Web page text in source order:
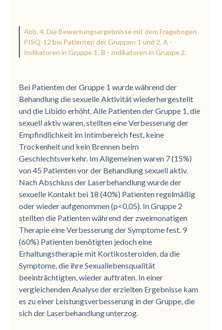
Abb. 4. Die Bewertungsergebnisse mit dem Fragebogen
PISQ-12 bei Patienten der Gruppen 1 und 2. A -
Indikatoren in Gruppe 1; B - Indikatoren in Gruppe 2.
Bei Patienten der Gruppe 1 wurde während der
Behandlung die sexuelle Aktivität wiederhergestellt
und die Libido erhöht. Alle Patienten der Gruppe 1, die
sexuell aktiv waren, stellten eine Verbesserung der
Empfindlichkeit im Intimbereich fest, keine
Trockenheit und kein Brennen beim
Geschlechtsverkehr. Im Allgemeinen waren 7 (15%)
von 45 Patienten vor der Behandlung sexuell aktiv.
Nach Abschluss der Laserbehandlung wurde der
sexuelle Kontakt bei 18 (40%) Patienten regelmäßig
oder wieder aufgenommen (p<0,05). In Gruppe 2
stellten die Patienten während der zweimonatigen
Therapie eine Verbesserung der Symptome fest. 9
(60%) Patienten benötigten jedoch eine
Erhaltungstherapie mit Kortikosteroiden, da die
Symptome, die ihre Sexuallebensqualität
beeinträchtigten, wieder auftraten. In einer
vergleichenden Analyse der erzielten Ergebnisse kam
es zu einer Leistungsverbesserung in der Gruppe, die
sich der Laserbehandlung unterzog.